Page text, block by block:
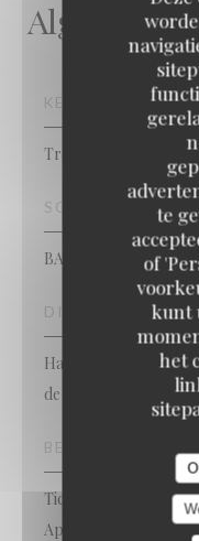
te
of
kunt
het
Algemene
KEUKEN
Traditionele keuken,
SOORT BEDRIJF
BAR RESTAURANT
DIENSTEN
Happy Hour-
de buurt, Terras
Ticket restaurant
Apple Pay, Paiement